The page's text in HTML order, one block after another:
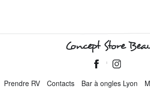
Concept Store
Prendre RV Contacts Bar à ongles Lyon